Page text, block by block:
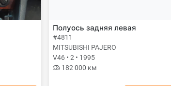
Полуось задняя левая
#4811
MITSUBISHI PAJERO
V46 • 2 • 1995
182 000 км